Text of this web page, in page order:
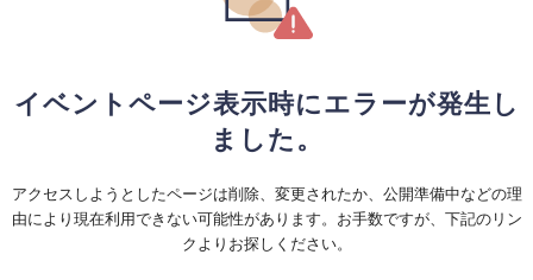
イベントページ表示時にエラーが発生し
ました。
アクセスしようとしたページは削除、変更されたか、公開準備中などの理
由により現在利用できない可能性があります。お手数ですが、下記のリン
クよりお探しください。